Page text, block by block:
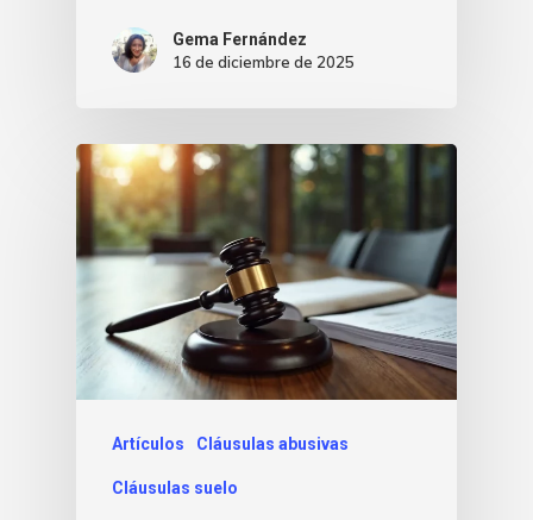
Gema Fernández
16 de diciembre de 2025
Artículos Cláusulas abusivas
Cláusulas suelo